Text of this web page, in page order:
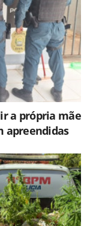
a própria mãe
apreendidas